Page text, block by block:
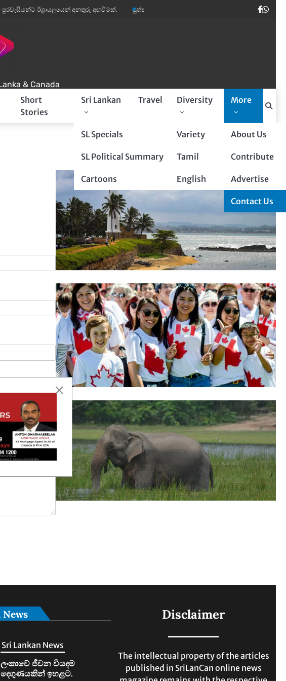
ඊශ්‍රායලයෙන් අනතුරු අඟවීමක්. පුත්තලම් බූරුවන් ඉතාලියේ මාර ඩිමාන්ඩ්. කවි ලොව
& Canada
Short
Stories
Sri Lankan
SL Specials
SL Political Summary
Cartoons
Travel Diversity
Variety
Tamil
English
More
About Us
Contribute
Advertise
Contact Us
Sri Lankan News
ලංකාවේ ජීවන වියදම
දෙගුණයකින් ඉහළට.
Disclaimer
The intellectual property of the articles
published in SriLanCan online news